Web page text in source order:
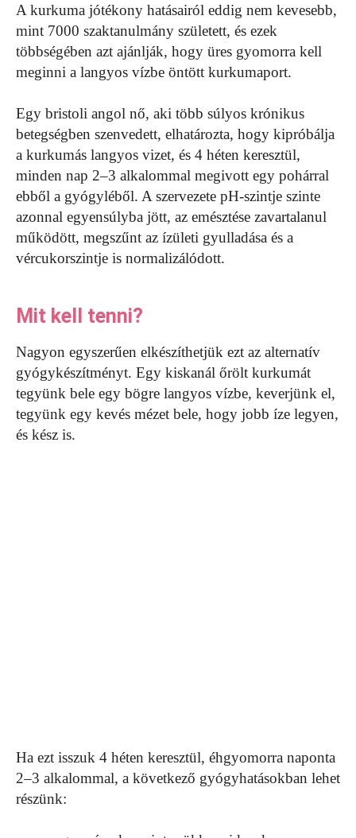
A kurkuma jótékony hatásairól eddig nem kevesebb,
mint 7000 szaktanulmány született, és ezek
többségében azt ajánlják, hogy üres gyomorra kell
meginni a langyos vízbe öntött kurkumaport.
Egy bristoli angol nő, aki több súlyos krónikus
betegségben szenvedett, elhatározta, hogy kipróbálja
a kurkumás langyos vizet, és 4 héten keresztül,
minden nap 2–3 alkalommal megivott egy pohárral
ebből a gyógyléből. A szervezete pH-szintje szinte
azonnal egyensúlyba jött, az emésztése zavartalanul
működött, megszűnt az ízületi gyulladása és a
vércukorszintje is normalizálódott.
Mit kell tenni?
Nagyon egyszerűen elkészíthetjük ezt az alternatív
gyógykészítményt. Egy kiskanál őrölt kurkumát
tegyünk bele egy bögre langyos vízbe, keverjünk el,
tegyünk egy kevés mézet bele, hogy jobb íze legyen,
és kész is.
Ha ezt isszuk 4 héten keresztül, éhgyomorra naponta
2–3 alkalommal, a következő gyógyhatásokban lehet
részünk: